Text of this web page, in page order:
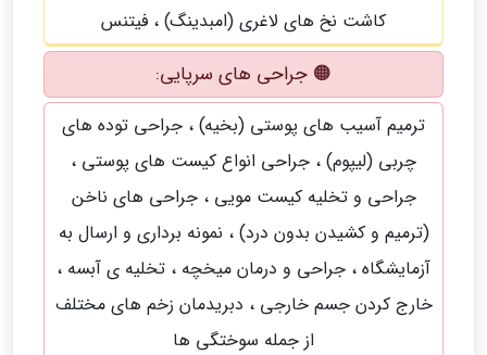
کاشت نخ های لاغری (امبدینگ) ، فیتنس
🟠 جراحی های سرپایی:
ترمیم آسیب های پوستی (بخیه) ، جراحی توده های
چربی (لیپوم) ، جراحی انواع کیست های پوستی ،
جراحی و تخلیه کیست مویی ، جراحی های ناخن
(ترمیم و کشیدن بدون درد) ، نمونه برداری و ارسال به
آزمایشگاه ، جراحی و درمان میخچه ، تخلیه ی آبسه ،
خارج کردن جسم خارجی ، دبریدمان زخم های مختلف
از جمله سوختگی ها